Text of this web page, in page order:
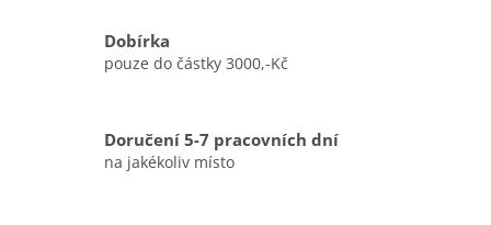
Dobírka
pouze do částky 3000,-Kč
Doručení 5-7 pracovních dní
na jakékoliv místo